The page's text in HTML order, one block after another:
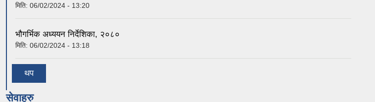
मिति: 06/02/2024 - 13:20
भौगर्भिक अध्ययन निर्देशिका, २०८०
मिति: 06/02/2024 - 13:18
थप
सेवाहरु